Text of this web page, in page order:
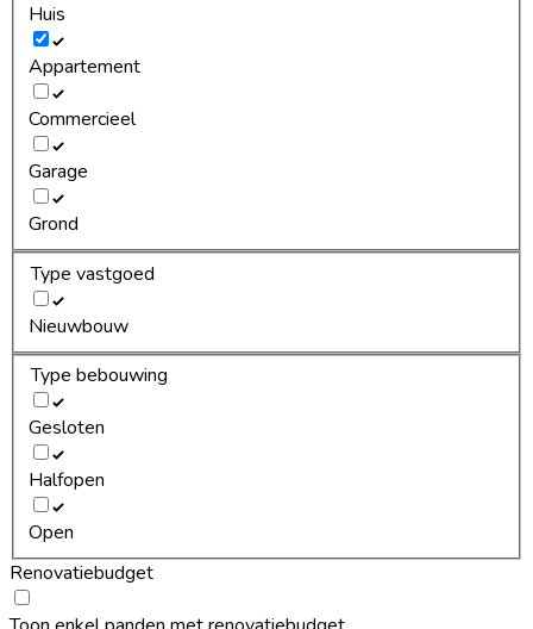
Huis
Appartement
Commercieel
Garage
Grond
Type vastgoed
Nieuwbouw
Type bebouwing
Gesloten
Halfopen
Open
Renovatiebudget